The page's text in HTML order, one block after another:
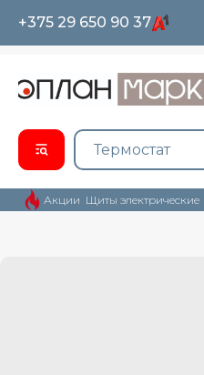
+375 29 650 90 37
Акции Щиты электрические